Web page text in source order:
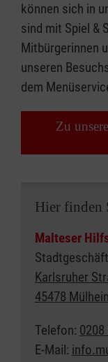
können sich in
sind mit Spiel &
Mitbürgerinnen
unseren
dem
Zu
Hier finden
Malteser
Karlsruher
45478
Telefon: 0208
E-Mail: